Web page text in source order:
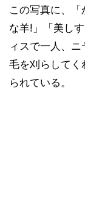
この写真に、
な羊!」「美し
ィスで一人、
毛を刈らして
られている。